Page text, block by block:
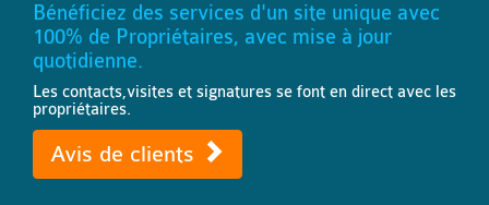
Bénéficiez des services d'un site unique avec
100% de Propriétaires, avec mise à jour
quotidienne.
Les contacts,visites et signatures se font en direct avec les
propriétaires.
Avis de clients